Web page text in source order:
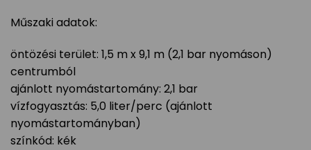
Műszaki adatok:
öntözési terület: 1,5 m x 9,1 m (2,1 bar nyomáson)
centrumból
ajánlott nyomástartomány: 2,1 bar
vízfogyasztás: 5,0 liter/perc (ajánlott
nyomástartományban)
színkód: kék